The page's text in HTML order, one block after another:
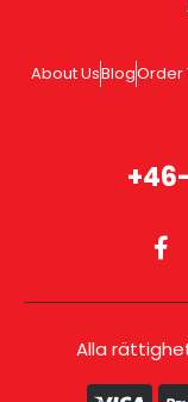
About UsBlogOrder
Alla